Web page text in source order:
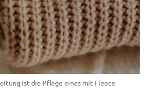
ist die Pflege eines mit Fleece